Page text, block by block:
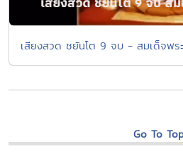
เสียงสวด ชยันโต 9 จบ - สมเด็จพ
Go To